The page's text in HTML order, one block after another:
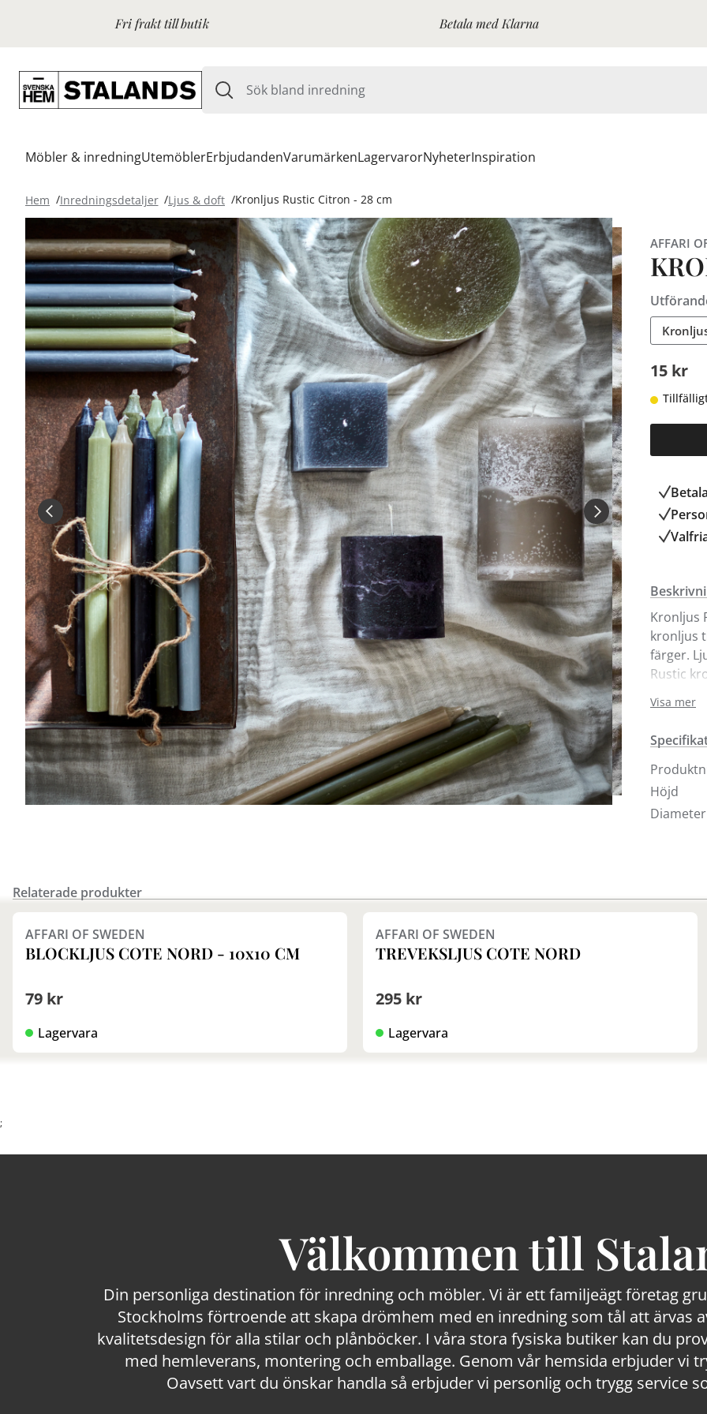
Fri frakt till butik Betala med Klarna
Möbler & inredningUtemöblerErbjudandenVarumärkenLagervarorNyheterInspiration
Hem Inredningsdetaljer Ljus & doft Kronljus Rustic Citron - 28 cm
AFFARI
15 kr
Kronljus
kronljus
färger.
Rustic
Ljusen
ljus från
Visa mer
Höjd
Diameter
Relaterade produkter Finns i fler val (9)
AFFARI OF SWEDEN
BLOCKLJUS COTE NORD - 10x10 CM
79 kr
Lagervara
Finns i fler val (4)
AFFARI OF SWEDEN
TREVEKSLJUS COTE NORD
295 kr
Lagervara
;
Välkommen till
Din personliga destination för inredning och möbler. Vi är ett familjeägt företag
Stockholms förtroende att skapa drömhem med en inredning som tål att ärvas
kvalitetsdesign för alla stilar och plånböcker. I våra stora fysiska butiker kan du
med hemleverans, montering och emballage. Genom vår hemsida erbjuder vi
Oavsett vart du önskar handla så erbjuder vi personlig och trygg service